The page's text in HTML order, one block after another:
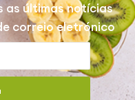
as últimas notícias
correio eletrónico